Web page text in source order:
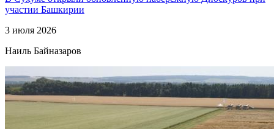
участии Башкирии
3 июля 2026
Наиль Байназаров